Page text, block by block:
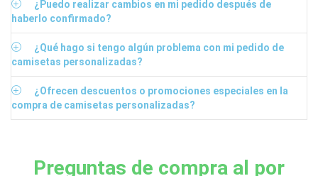
¿Puedo realizar cambios en mi pedido después de
haberlo confirmado?
¿Qué hago si tengo algún problema con mi pedido de
camisetas personalizadas?
¿Ofrecen descuentos o promociones especiales en la
compra de camisetas personalizadas?
Preguntas de compra al por